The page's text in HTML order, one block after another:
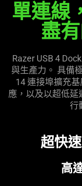
單連線
盡
Razer USB 4
與生產力。 具備
14 連接埠擴充
應，以及以超低
行
超快
高